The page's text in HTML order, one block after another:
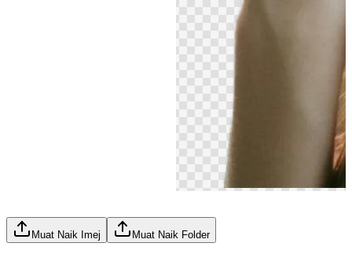
Muat Naik Imej Muat Naik Folder